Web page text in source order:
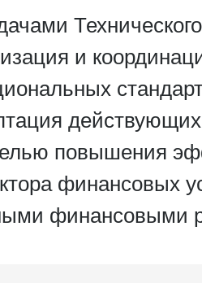
и
повышения
финансовых
финансовыми